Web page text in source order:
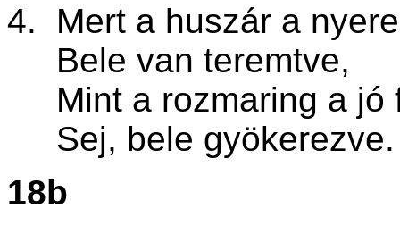
4. Mert a huszár a
Bele van teremtve,
Mint a rozmaring a jó
Sej, bele gyökerezve.
18b